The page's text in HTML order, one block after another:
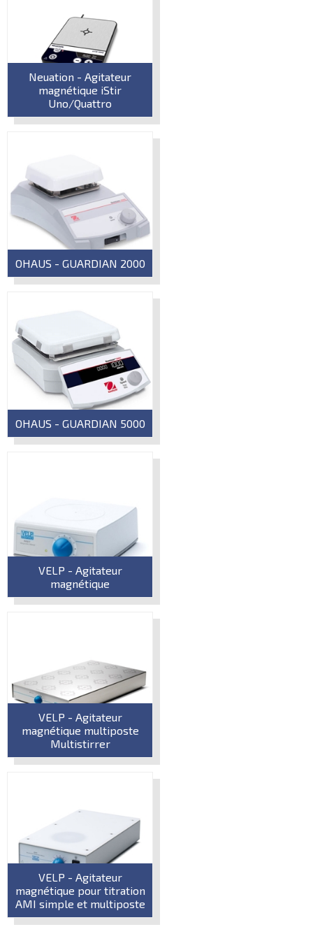
Neuation - Agitateur
magnétique iStir
Uno/Quattro
OHAUS - GUARDIAN 2000
OHAUS - GUARDIAN 5000
VELP - Agitateur
magnétique
VELP - Agitateur
magnétique multiposte
Multistirrer
VELP - Agitateur
magnétique pour titration
AMI simple et multiposte